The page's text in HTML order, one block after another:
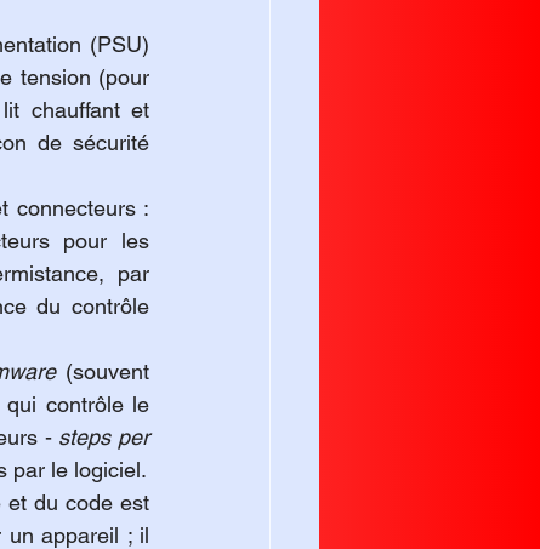
(PSU)
tension (pour
chauffant et
de sécurité
connecteurs :
par
du contrôle
(souvent
- steps per
par le logiciel.
et du code est
un appareil ; il